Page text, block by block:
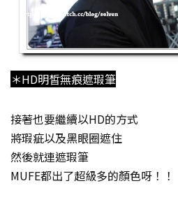
＊HD明皙無痕遮瑕筆
接著也要繼續以HD的方式
將瑕疵以及黑眼圈遮住
然後就連遮瑕筆
MUFE都出了超級多的顏色呀！！